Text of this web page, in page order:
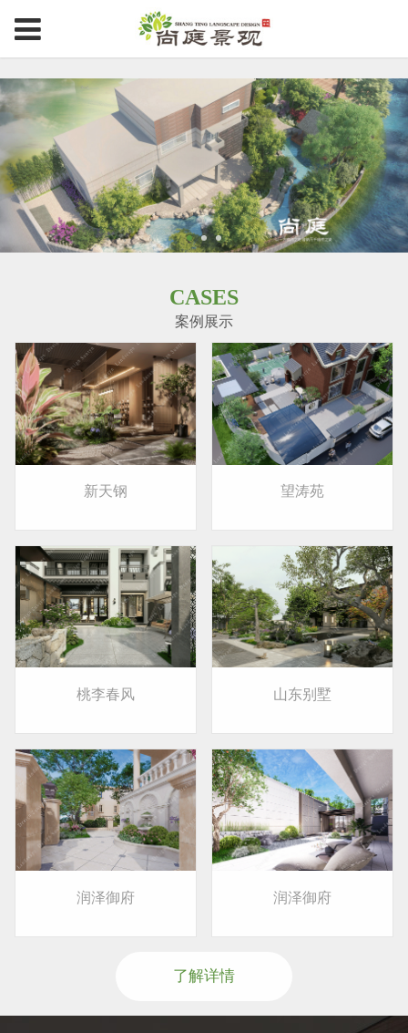
CASES
案例展示
新天钢 望涛苑
桃李春风 山东别墅
润泽御府 润泽御府
了解详情